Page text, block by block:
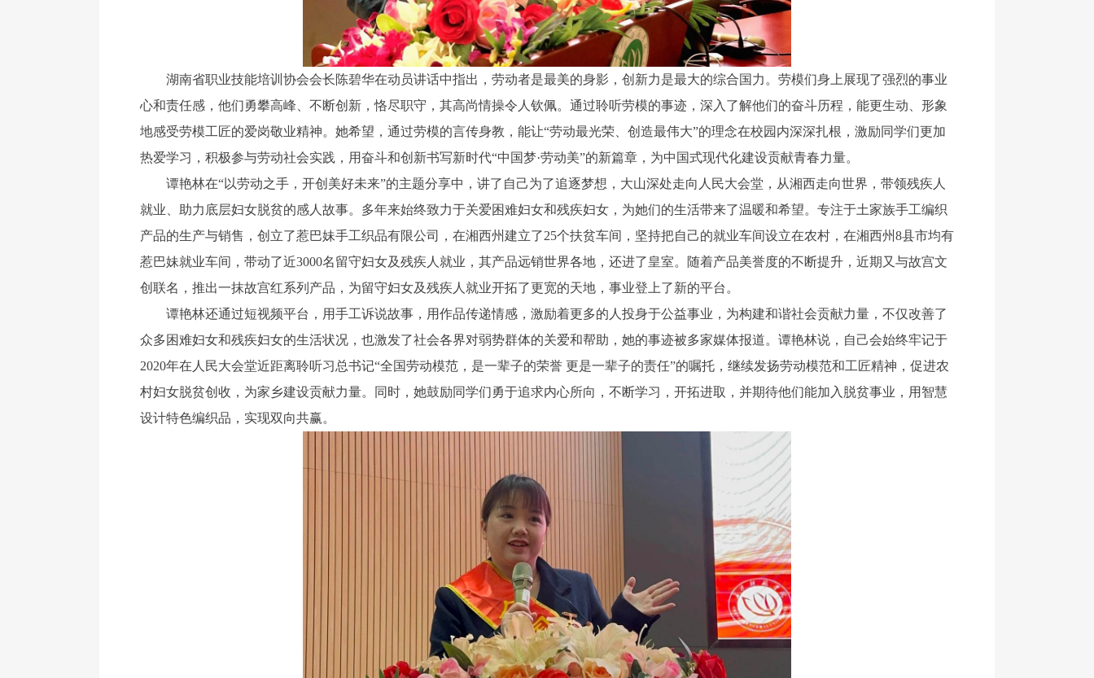
湖南省职业技能培训协会会长陈碧华在动员讲话中指出，劳动者是最美的身影，创新力是最大的综合国力。劳模们身上展现了强烈的事业
心和责任感，他们勇攀高峰、不断创新，恪尽职守，其高尚情操令人钦佩。通过聆听劳模的事迹，深入了解他们的奋斗历程，能更生动、形象
地感受劳模工匠的爱岗敬业精神。她希望，通过劳模的言传身教，能让“劳动最光荣、创造最伟大”的理念在校园内深深扎根，激励同学们更加
热爱学习，积极参与劳动社会实践，用奋斗和创新书写新时代“中国梦·劳动美”的新篇章，为中国式现代化建设贡献青春力量。
谭艳林在“以劳动之手，开创美好未来”的主题分享中，讲了自己为了追逐梦想，大山深处走向人民大会堂，从湘西走向世界，带领残疾人
就业、助力底层妇女脱贫的感人故事。多年来始终致力于关爱困难妇女和残疾妇女，为她们的生活带来了温暖和希望。专注于土家族手工编织
产品的生产与销售，创立了惹巴妹手工织品有限公司，在湘西州建立了25个扶贫车间，坚持把自己的就业车间设立在农村，在湘西州8县市均有
惹巴妹就业车间，带动了近3000名留守妇女及残疾人就业，其产品远销世界各地，还进了皇室。随着产品美誉度的不断提升，近期又与故宫文
创联名，推出一抹故宫红系列产品，为留守妇女及残疾人就业开拓了更宽的天地，事业登上了新的平台。
谭艳林还通过短视频平台，用手工诉说故事，用作品传递情感，激励着更多的人投身于公益事业，为构建和谐社会贡献力量，不仅改善了
众多困难妇女和残疾妇女的生活状况，也激发了社会各界对弱势群体的关爱和帮助，她的事迹被多家媒体报道。谭艳林说，自己会始终牢记于
2020年在人民大会堂近距离聆听习总书记“全国劳动模范，是一辈子的荣誉 更是一辈子的责任”的嘱托，继续发扬劳动模范和工匠精神，促进农
村妇女脱贫创收，为家乡建设贡献力量。同时，她鼓励同学们勇于追求内心所向，不断学习，开拓进取，并期待他们能加入脱贫事业，用智慧
设计特色编织品，实现双向共赢。